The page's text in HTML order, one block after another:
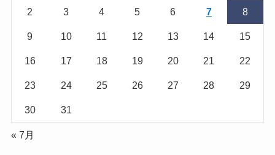
2 3 4 5 6 7 8
9 10 11 12 13 14 15
16 17 18 19 20 21 22
23 24 25 26 27 28 29
30 31
« 7月